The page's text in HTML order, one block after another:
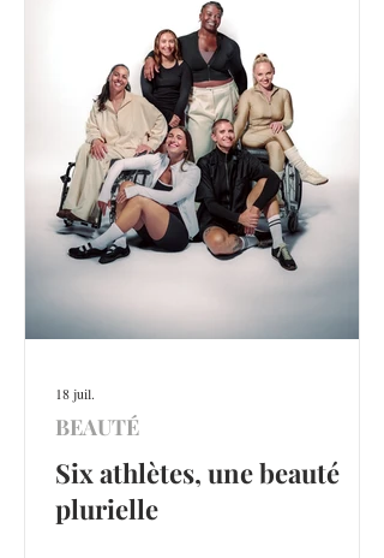
Six athlètes, une beauté
plurielle
BEAUTÉ
18 juil.